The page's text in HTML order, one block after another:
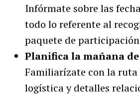
Infórmate sobre las
todo lo referente al
paquete de
Planifica la mañana
Familiarízate con la ruta
logística y detalles